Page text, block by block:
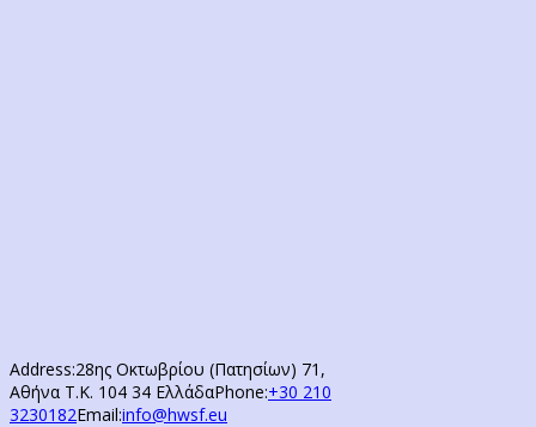
Address:28ης Οκτωβρίου (Πατησίων) 71,
Αθήνα Τ.Κ. 104 34 ΕλλάδαPhone:+30 210
3230182Email:info@hwsf.eu